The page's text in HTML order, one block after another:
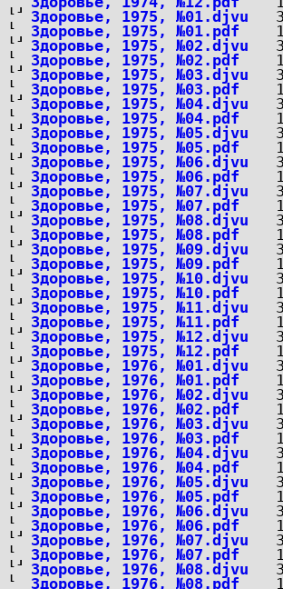
Здоровье, 1975, №01.djvu
Здоровье, 1975, №01.pdf
Здоровье, 1975, №02.djvu
Здоровье, 1975, №02.pdf
Здоровье, 1975, №03.djvu
Здоровье, 1975, №03.pdf
Здоровье, 1975, №04.djvu
Здоровье, 1975, №04.pdf
Здоровье, 1975, №05.djvu
Здоровье, 1975, №05.pdf
Здоровье, 1975, №06.djvu
Здоровье, 1975, №06.pdf
Здоровье, 1975, №07.djvu
Здоровье, 1975, №07.pdf
Здоровье, 1975, №08.djvu
Здоровье, 1975, №08.pdf
Здоровье, 1975, №09.djvu
Здоровье, 1975, №09.pdf
Здоровье, 1975, №10.djvu
Здоровье, 1975, №10.pdf
Здоровье, 1975, №11.djvu
Здоровье, 1975, №11.pdf
Здоровье, 1975, №12.djvu
Здоровье, 1975, №12.pdf
Здоровье, 1976, №01.djvu
Здоровье, 1976, №01.pdf
Здоровье, 1976, №02.djvu
Здоровье, 1976, №02.pdf
Здоровье, 1976, №03.djvu
Здоровье, 1976, №03.pdf
Здоровье, 1976, №04.djvu
Здоровье, 1976, №04.pdf
Здоровье, 1976, №05.djvu
Здоровье, 1976, №05.pdf
Здоровье, 1976, №06.djvu
Здоровье, 1976, №06.pdf
Здоровье, 1976, №07.djvu
Здоровье, 1976, №07.pdf
Здоровье, 1976, №08.djvu
Здоровье, 1976, №08.pdf